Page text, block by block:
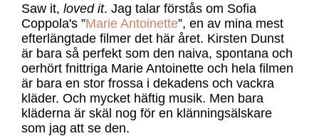
Saw it, loved it. Jag talar förstås om Sofia
Coppola's ”Marie Antoinette”, en av mina mest
efterlängtade filmer det här året. Kirsten Dunst
är bara så perfekt som den naiva, spontana och
oerhört fnittriga Marie Antoinette och hela filmen
är bara en stor frossa i dekadens och vackra
kläder. Och mycket häftig musik. Men bara
kläderna är skäl nog för en klänningsälskare
som jag att se den.